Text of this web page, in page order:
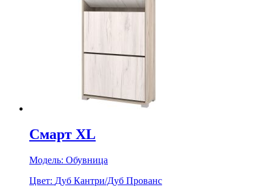
Смарт XL
Модель: Обувница
Цвет: Дуб Кантри/Дуб Прованс